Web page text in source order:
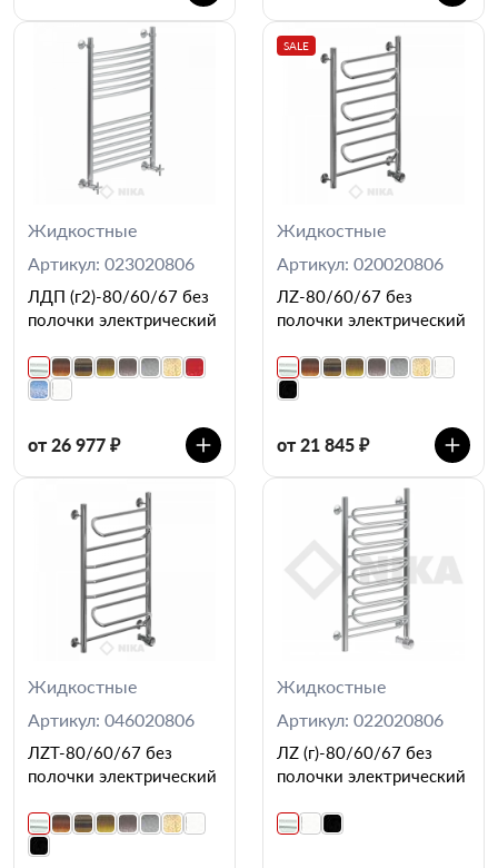
Жидкостные
Артикул: 023020806
ЛДП (г2)-80/60/67 без
полочки электрический
от 26 977 ₽
SALE
Жидкостные
Артикул: 020020806
ЛZ-80/60/67 без
полочки электрический
от 21 845 ₽
Жидкостные
Артикул: 046020806
ЛZT-80/60/67 без
полочки электрический
Жидкостные
Артикул: 022020806
ЛZ (г)-80/60/67 без
полочки электрический